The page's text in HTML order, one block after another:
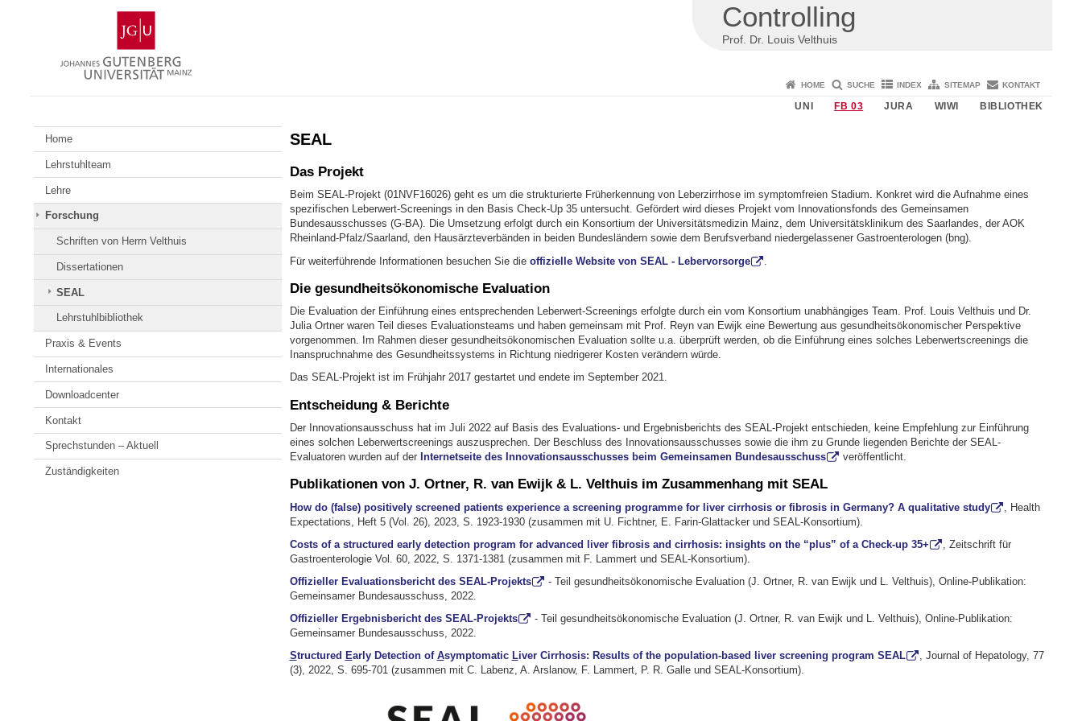
Gutenberg-
Universität
Mainz
Controlling
Prof. Dr. Louis Velthuis
HOME SUCHE INDEX SITEMAP KONTAKT
UNI FB 03 JURA WIWI BIBLIOTHEK
Home
Lehrstuhlteam
Lehre
Forschung
Schriften von Herrn Velthuis
Dissertationen
SEAL
Lehrstuhlbibliothek
Praxis & Events
Internationales
Downloadcenter
Kontakt
Sprechstunden – Aktuell
Zuständigkeiten
SEAL
Das Projekt
Beim SEAL-Projekt (01NVF16026) geht es um die strukturierte Früherkennung von Leberzirrhose im symptomfreien Stadium. Konkret wird die Aufnahme eines
spezifischen Leberwert-Screenings in den Basis Check-Up 35 untersucht. Gefördert wird dieses Projekt vom Innovationsfonds des Gemeinsamen
Bundesausschusses (G-BA). Die Umsetzung erfolgt durch ein Konsortium der Universitätsmedizin Mainz, dem Universitätsklinikum des Saarlandes, der AOK
Rheinland-Pfalz/Saarland, den Hausärzteverbänden in beiden Bundesländern sowie dem Berufsverband niedergelassener Gastroenterologen (bng).
Für weiterführende Informationen besuchen Sie die offizielle Website von SEAL - Lebervorsorge
Die gesundheitsökonomische Evaluation
Die Evaluation der Einführung eines entsprechenden Leberwert-Screenings erfolgte durch ein vom Konsortium unabhängiges Team. Prof. Louis Velthuis und Dr.
Julia Ortner waren Teil dieses Evaluationsteams und haben gemeinsam mit Prof. Reyn van Ewijk eine Bewertung aus gesundheitsökonomischer Perspektive
vorgenommen. Im Rahmen dieser gesundheitsökonomischen Evaluation sollte u.a. überprüft werden, ob die Einführung eines solches Leberwertscreenings die
Inanspruchnahme des Gesundheitssystems in Richtung niedrigerer Kosten verändern würde.
Das SEAL-Projekt ist im Frühjahr 2017 gestartet und endete im September 2021.
Entscheidung & Berichte
Der Innovationsausschuss hat im Juli 2022 auf Basis des Evaluations- und Ergebnisberichts des SEAL-Projekt entschieden, keine Empfehlung zur Einführung
eines solchen Leberwertscreenings auszusprechen. DerBeschluss des Innovationsausschusses sowie die ihm zu Grunde liegenden Berichte der SEAL-
Evaluatoren wurden auf der Internetseite des Innovationsausschusses beim Gemeinsamen Bundesausschuss veröffentlicht.
Publikationen von J. Ortner, R. van Ewijk & L. Velthuis im Zusammenhang mit SEAL
How do (false) positively screened patients experience a screening programme for liver cirrhosis or fibrosis in Germany? A qualitative study
, Health
Expectations, Heft 5 (Vol. 26), 2023, S. 1923-1930 (zusammen mit U. Fichtner, E. Farin-Glattacker und SEAL-Konsortium).
Costs of a structured early detection program for advanced liver fibrosis and cirrhosis: insights on the “plus” of a Check-up 35+
, Zeitschrift für
Gastroenterologie Vol. 60, 2022, S. 1371-1381 (zusammen mitF. Lammert und SEAL-Konsortium).
Offizieller Evaluationsbericht des SEAL-Projekts
- Teil gesundheitsökonomische Evaluation(J. Ortner, R. van Ewijk und L. Velthuis), Online-Publikation:
Gemeinsamer Bundesausschuss, 2022.
Offizieller Ergebnisbericht des SEAL-Projekts
- Teil gesundheitsökonomische Evaluation(J. Ortner, R. van Ewijk und L. Velthuis), Online-Publikation:
Gemeinsamer Bundesausschuss, 2022.
Structured Early Detection of Asymptomatic Liver Cirrhosis: Results of the population-based liver screening program SEAL
, Journal of Hepatology, 77
(3), 2022, S. 695-701 (zusammen mitC. Labenz, A. Arslanow, F. Lammert, P. R. Galle und SEAL-Konsortium).